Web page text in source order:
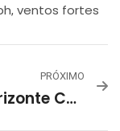
, ventos fortes
PRÓXIMO
Belo Horizonte Celebra Sabores Na 2ª Bienal Da Gastronomia